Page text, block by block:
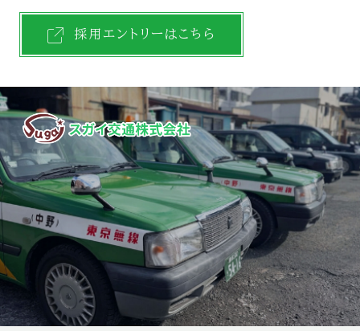
私たちスガイ交通株式会社はみ
採用エントリーはこちら
CONCEPT
ご利用ありがとうございます。
スガイ交通です！
昭和35年より営業開始。現在はタクシー38台
を保有、東京無線グループに加盟、特に健康管
理に努め、THP職場環境づくりに重点を於き
指導教育をしております。